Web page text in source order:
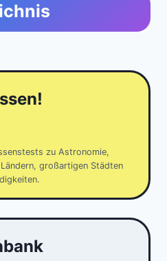
zu Astronomie,
großartigen Städten